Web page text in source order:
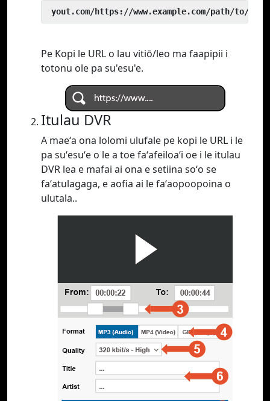
yout.com/https://www.example.com/path/to/
Pe Kopi le URL o lau vitiō/leo ma faapipii i
totonu ole pa su'esu'e.
Itulau DVR
A maeʻa ona lolomi ulufale pe kopi le URL i le
pa suʻesuʻe o le a toe faʻafeiloaʻi oe i le itulau
DVR lea e mafai ai ona e setiina soʻo se
faʻatulagaga, e aofia ai le faʻaopoopoina o
ulutala..